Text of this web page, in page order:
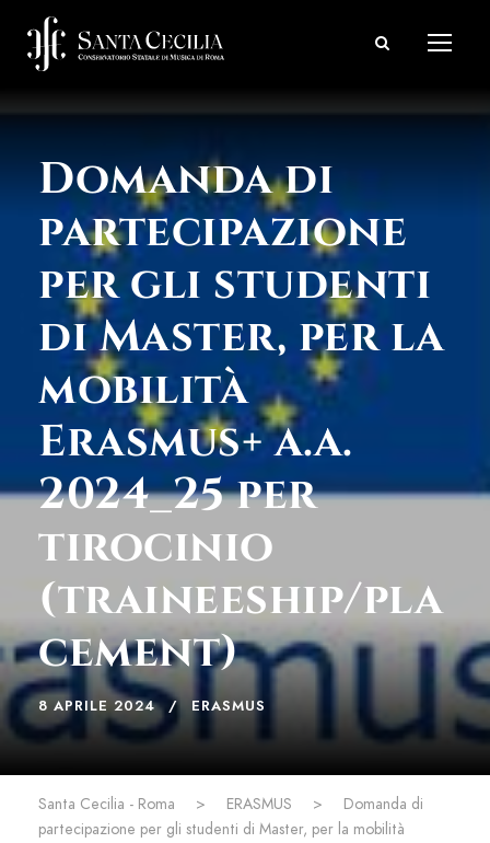
Domanda di
partecipazione
per gli studenti
di Master, per la
mobilità
Erasmus+ a.a.
2024_25 per
tirocinio
(traineeship/pla
cement)
8 APRILE 2024 ERASMUS
Santa Cecilia - Roma > ERASMUS >
Domanda di
partecipazione per gli studenti di Master, per la mobilità